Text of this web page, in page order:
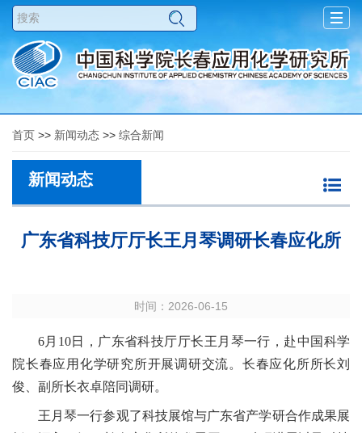
首页 >> 新闻动态 >> 综合新闻
新闻动态
广东省科技厅厅长王月琴调研长春应化所
时间：2026-06-15
6月 10日， 广东省科技厅厅长王月琴一行 ，赴中国科学
院长春应用化学研究所开展调研交流。长春应化所所长刘
俊、副所长衣卓陪同调研。
王月琴一行参观了科技展馆与广东省产学研合作成果展